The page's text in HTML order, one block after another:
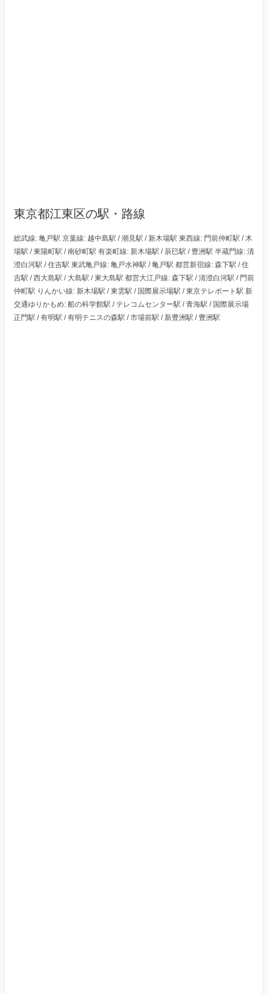
東京都江東区の駅・路線
総武線: 亀戸駅 京葉線: 越中島駅 / 潮見駅 / 新木場駅 東西線: 門前仲町駅 / 木
場駅 / 東陽町駅 / 南砂町駅 有楽町線: 新木場駅 / 辰巳駅 / 豊洲駅 半蔵門線: 清
澄白河駅 / 住吉駅 東武亀戸線: 亀戸水神駅 / 亀戸駅 都営新宿線: 森下駅 / 住
吉駅 / 西大島駅 / 大島駅 / 東大島駅 都営大江戸線: 森下駅 / 清澄白河駅 / 門前
仲町駅 りんかい線: 新木場駅 / 東雲駅 / 国際展示場駅 / 東京テレポート駅 新
交通ゆりかもめ: 船の科学館駅 / テレコムセンター駅 / 青海駅 / 国際展示場
正門駅 / 有明駅 / 有明テニスの森駅 / 市場前駅 / 新豊洲駅 / 豊洲駅